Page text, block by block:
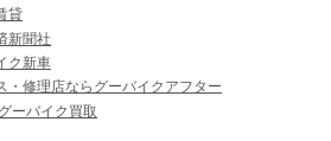
貸
新聞社
ク新車
・修理店ならグーバイクアフター
ーバイク買取